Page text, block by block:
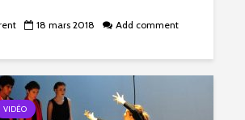
18 mars 2018 Add comment
VIDÉO